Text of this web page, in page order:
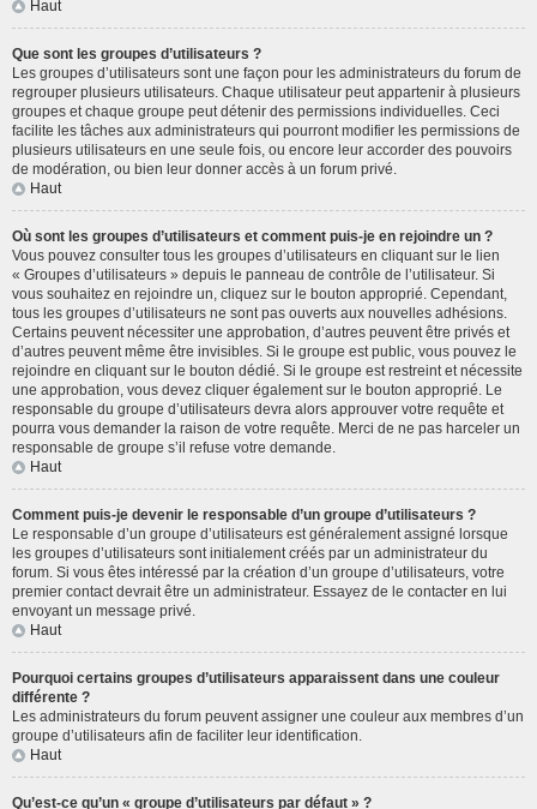
Haut
Que sont les groupes d’utilisateurs ?
Les groupes d’utilisateurs sont une façon pour les administrateurs du forum de
regrouper plusieurs utilisateurs. Chaque utilisateur peut appartenir à plusieurs
groupes et chaque groupe peut détenir des permissions individuelles. Ceci
facilite les tâches aux administrateurs qui pourront modifier les permissions de
plusieurs utilisateurs en une seule fois, ou encore leur accorder des pouvoirs
de modération, ou bien leur donner accès à un forum privé.
Haut
Où sont les groupes d’utilisateurs et comment puis-je en rejoindre un ?
Vous pouvez consulter tous les groupes d’utilisateurs en cliquant sur le lien
« Groupes d’utilisateurs » depuis le panneau de contrôle de l’utilisateur. Si
vous souhaitez en rejoindre un, cliquez sur le bouton approprié. Cependant,
tous les groupes d’utilisateurs ne sont pas ouverts aux nouvelles adhésions.
Certains peuvent nécessiter une approbation, d’autres peuvent être privés et
d’autres peuvent même être invisibles. Si le groupe est public, vous pouvez le
rejoindre en cliquant sur le bouton dédié. Si le groupe est restreint et nécessite
une approbation, vous devez cliquer également sur le bouton approprié. Le
responsable du groupe d’utilisateurs devra alors approuver votre requête et
pourra vous demander la raison de votre requête. Merci de ne pas harceler un
responsable de groupe s’il refuse votre demande.
Haut
Comment puis-je devenir le responsable d’un groupe d’utilisateurs ?
Le responsable d’un groupe d’utilisateurs est généralement assigné lorsque
les groupes d’utilisateurs sont initialement créés par un administrateur du
forum. Si vous êtes intéressé par la création d’un groupe d’utilisateurs, votre
premier contact devrait être un administrateur. Essayez de le contacter en lui
envoyant un message privé.
Haut
Pourquoi certains groupes d’utilisateurs apparaissent dans une couleur
différente ?
Les administrateurs du forum peuvent assigner une couleur aux membres d’un
groupe d’utilisateurs afin de faciliter leur identification.
Haut
Qu’est-ce qu’un « groupe d’utilisateurs par défaut » ?